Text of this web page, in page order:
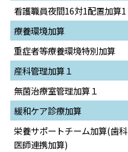
看護職員夜間16対1配置加算1
療養環境加算
重症者等療養環境特別加算
産科管理加算１
無菌治療室管理加算１
緩和ケア診療加算
栄養サポートチーム加算(歯科
医師連携加算)